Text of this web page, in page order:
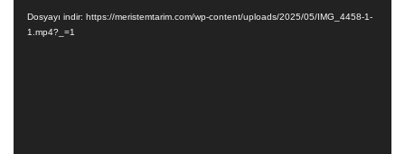
oynatıcı
Dosyayı indir: https://meristemtarim.com/wp-content/uploads/2025/05/IMG_4458-1-
1.mp4?_=1